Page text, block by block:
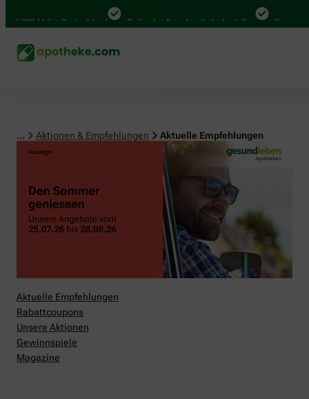
Mal in Deutschland Online bei Ihrer Apotheke bestellen Bequem
... Aktionen & Empfehlungen Aktuelle Empfehlungen
Aktuelle Empfehlungen
Rabattcoupons
Unsere Aktionen
Gewinnspiele
Magazine